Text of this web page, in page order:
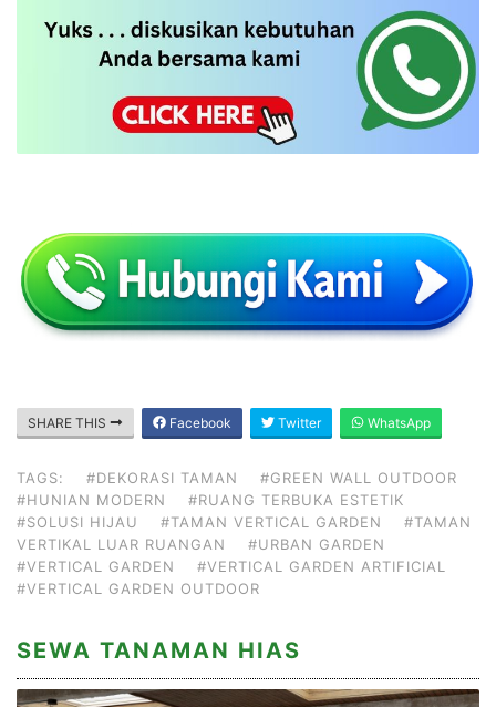
SHARE THIS Facebook Twitter WhatsApp
TAGS: #DEKORASI TAMAN
#GREEN WALL OUTDOOR
#HUNIAN MODERN
#RUANG TERBUKA ESTETIK
#SOLUSI HIJAU
#TAMAN VERTICAL GARDEN
#TAMAN
VERTIKAL LUAR RUANGAN
#URBAN GARDEN
#VERTICAL GARDEN
#VERTICAL GARDEN ARTIFICIAL
#VERTICAL GARDEN OUTDOOR
SEWA TANAMAN HIAS